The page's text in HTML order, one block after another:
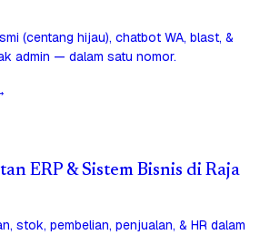
(centang hijau), chatbot WA, blast, &
admin — dalam satu nomor.
ERP & Sistem Bisnis di Raja
stok, pembelian, penjualan, & HR dalam